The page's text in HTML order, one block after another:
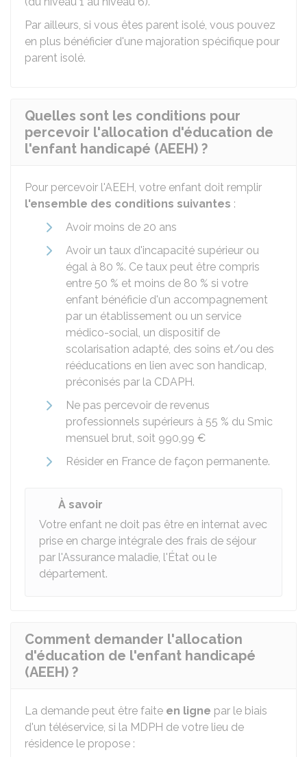
Par ailleurs, si vous êtes parent isolé, vous pouvez
en plus bénéficier d'une majoration spécifique pour
parent isolé.
Quelles sont les conditions pour
percevoir l'allocation d'éducation de
l'enfant handicapé (AEEH) ?
Pour percevoir l'AEEH, votre enfant doit remplir
l'ensemble des conditions suivantes :
Avoir moins de 20 ans
Avoir un taux d'incapacité supérieur ou
égal à 80 %. Ce taux peut être compris
entre 50 % et moins de 80 % si votre
enfant bénéficie d'un accompagnement
par un établissement ou un service
médico-social, un dispositif de
scolarisation adapté, des soins et/ou des
rééducations en lien avec son handicap,
préconisés par la CDAPH.
Ne pas percevoir de revenus
professionnels supérieurs à 55 % du Smic
mensuel brut, soit 990,99 €
Résider en France de façon permanente.
À savoir
Votre enfant ne doit pas être en internat avec
prise en charge intégrale des frais de séjour
par l'Assurance maladie, l'État ou le
département.
Comment demander l'allocation
d'éducation de l'enfant handicapé
(AEEH) ?
La demande peut être faite en ligne par le biais
d'un téléservice, si la MDPH de votre lieu de
résidence le propose :